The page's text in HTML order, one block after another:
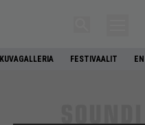
KUVAGALLERIA FESTIVAALIT